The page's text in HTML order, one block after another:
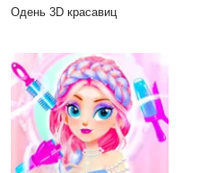
Одень 3D красавиц